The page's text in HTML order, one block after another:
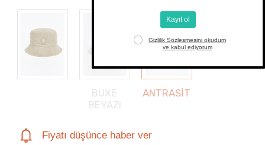
BUXE
BEYAZI
ANTRASİT
Fiyatı düşünce haber ver